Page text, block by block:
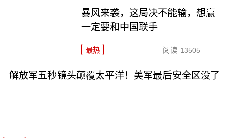
暴风来袭，这局决不能输，想赢
一定要和中国联手
最热 阅读 13505
解放军五秒镜头颠覆太平洋！美军最后安全区没了